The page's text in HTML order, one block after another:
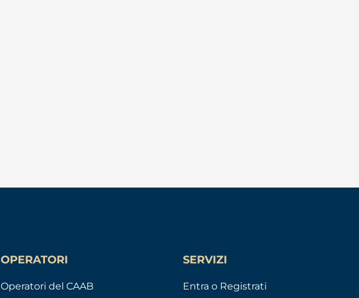
OPERATORI
Operatori del CAAB
SERVIZI
Entra o Registrati